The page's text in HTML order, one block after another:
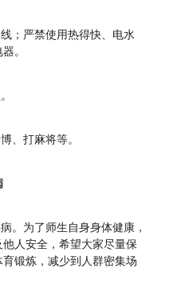
；严禁使用热得快、电水
。
、打麻将等。
。为了师生自身身体健康，
人安全，希望大家尽量保
锻炼，减少到人群密集场